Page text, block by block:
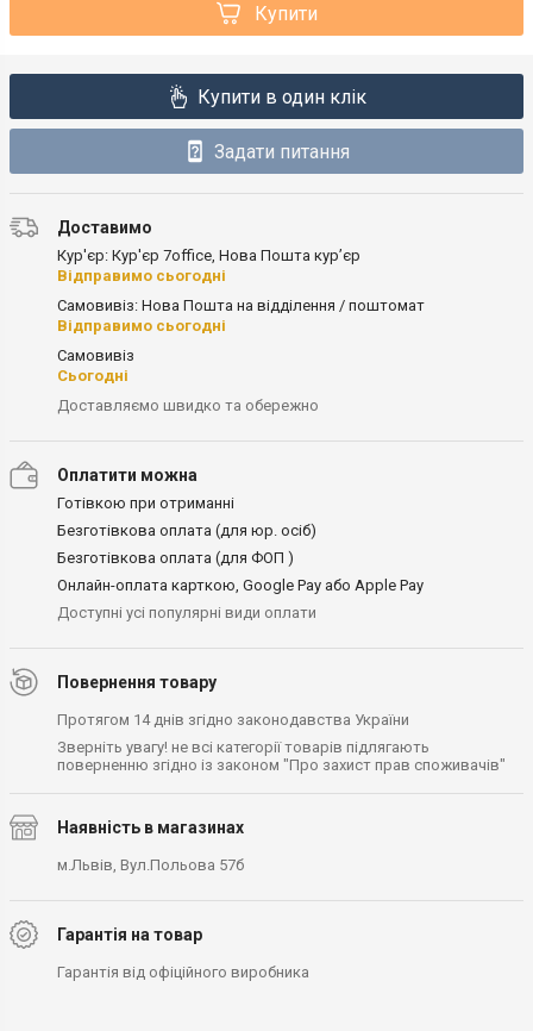
Купити
Купити в один клік
Задати питання
Доставимо
Кур'єр: Кур'єр 7office, Нова Пошта кур’єр
Відправимо сьогодні
Самовивіз: Нова Пошта на відділення / поштомат
Відправимо сьогодні
Самовивіз
Сьогодні
Доставляємо швидко та обережно
Оплатити можна
Готівкою при отриманні
Безготівкова оплата (для юр. осіб)
Безготівкова оплата (для ФОП )
Онлайн-оплата карткою, Google Pay або Apple Pay
Доступні усі популярні види оплати
Повернення товару
Протягом 14 днів згідно законодавства України
Зверніть увагу! не всі категорії товарів підлягають
поверненню згідно із законом "Про захист прав споживачів"
Наявність в магазинах
м.Львів, Вул.Польова 57б
Гарантія на товар
Гарантія від офіційного виробника